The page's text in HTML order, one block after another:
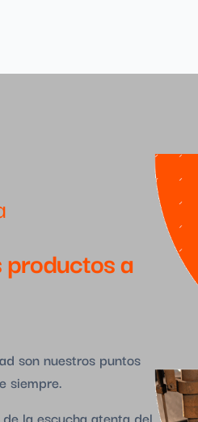
a
son nuestros puntos
siempre.
la escucha atenta del